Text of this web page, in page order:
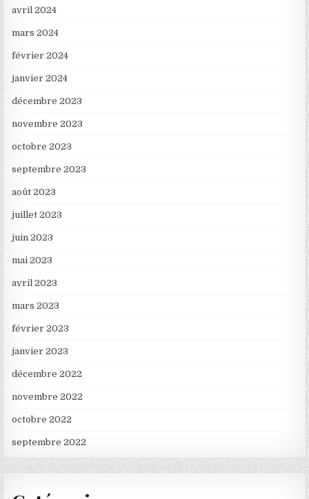
avril 2024
mars 2024
février 2024
janvier 2024
décembre 2023
novembre 2023
octobre 2023
septembre 2023
août 2023
juillet 2023
juin 2023
mai 2023
avril 2023
mars 2023
février 2023
janvier 2023
décembre 2022
novembre 2022
octobre 2022
septembre 2022